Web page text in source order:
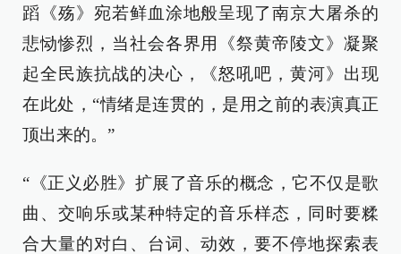
蹈《殇》宛若鲜血涂地般呈现了南京大屠杀的
悲恸惨烈，当社会各界用《祭黄帝陵文》凝聚
起全民族抗战的决心，《怒吼吧，黄河》出现
在此处，“情绪是连贯的，是用之前的表演真正
顶出来的。”
“《正义必胜》扩展了音乐的概念，它不仅是歌
曲、交响乐或某种特定的音乐样态，同时要糅
合大量的对白、台词、动效，要不停地探索表